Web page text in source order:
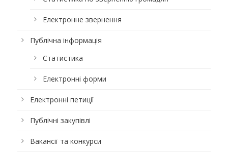
Електронне звернення
Публічна інформація
Статистика
Електронні форми
Електронні петиції
Публічні закупівлі
Вакансії та конкурси